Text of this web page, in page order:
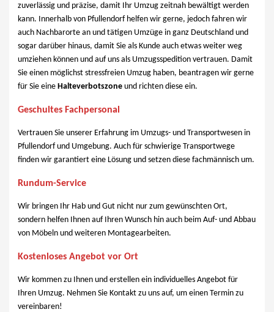
zuverlässig und präzise, damit Ihr Umzug zeitnah bewältigt werden
kann. Innerhalb von Pfullendorf helfen wir gerne, jedoch fahren wir
auch Nachbarorte an und tätigen Umzüge in ganz Deutschland und
sogar darüber hinaus, damit Sie als Kunde auch etwas weiter weg
umziehen können und auf uns als Umzugsspedition vertrauen. Damit
Sie einen möglichst stressfreien Umzug haben, beantragen wir gerne
für Sie eine Halteverbotszone und richten diese ein.
Geschultes Fachpersonal
Vertrauen Sie unserer Erfahrung im Umzugs- und Transportwesen in
Pfullendorf und Umgebung. Auch für schwierige Transportwege
finden wir garantiert eine Lösung und setzen diese fachmännisch um.
Rundum-Service
Wir bringen Ihr Hab und Gut nicht nur zum gewünschten Ort,
sondern helfen Ihnen auf Ihren Wunsch hin auch beim Auf- und Abbau
von Möbeln und weiteren Montagearbeiten.
Kostenloses Angebot vor Ort
Wir kommen zu Ihnen und erstellen ein individuelles Angebot für
Ihren Umzug. Nehmen Sie Kontakt zu uns auf, um einen Termin zu
vereinbaren!